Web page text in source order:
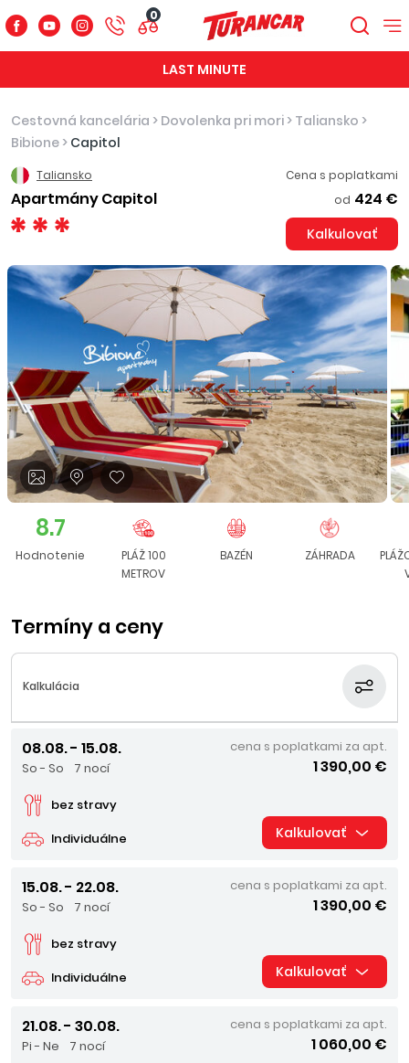
0
LAST MINUTE
Cestovná kancelária > Dovolenka pri mori > Taliansko >
Bibione > Capitol
Taliansko
Apartmány Capitol
Cena s poplatkami
od 424 €
Kalkulovať
8.7
Hodnotenie
PLÁŽ 100
METROV
BAZÉN ZÁHRADA
Termíny a ceny
Kalkulácia
08.08. - 15.08.
So - So 7 nocí
Individuálne
bez stravy
cena s poplatkami za apt.
1 390,00 €
Kalkulovať
15.08. - 22.08.
So - So 7 nocí
Individuálne
bez stravy
cena s poplatkami za apt.
1 390,00 €
Kalkulovať
21.08. - 30.08.
Pi - Ne 7 nocí
cena s poplatkami za apt.
1 060,00 €